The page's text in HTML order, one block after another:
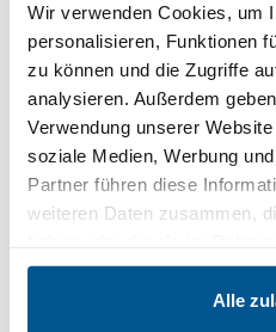
Wir verwenden Cookies, um
personalisieren, Funktionen
zu können und die Zugriffe
analysieren. Außerdem
Verwendung unserer
soziale Medien, Werbung
Partner führen diese
weiteren Daten zusammen,
gesammelt haben.
Alle
Weiter